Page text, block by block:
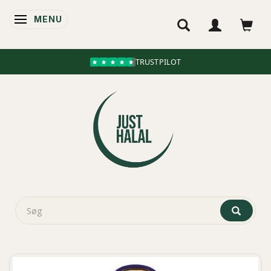
SKIFTE NAVIGATION
MENU
TRUSTPILOT